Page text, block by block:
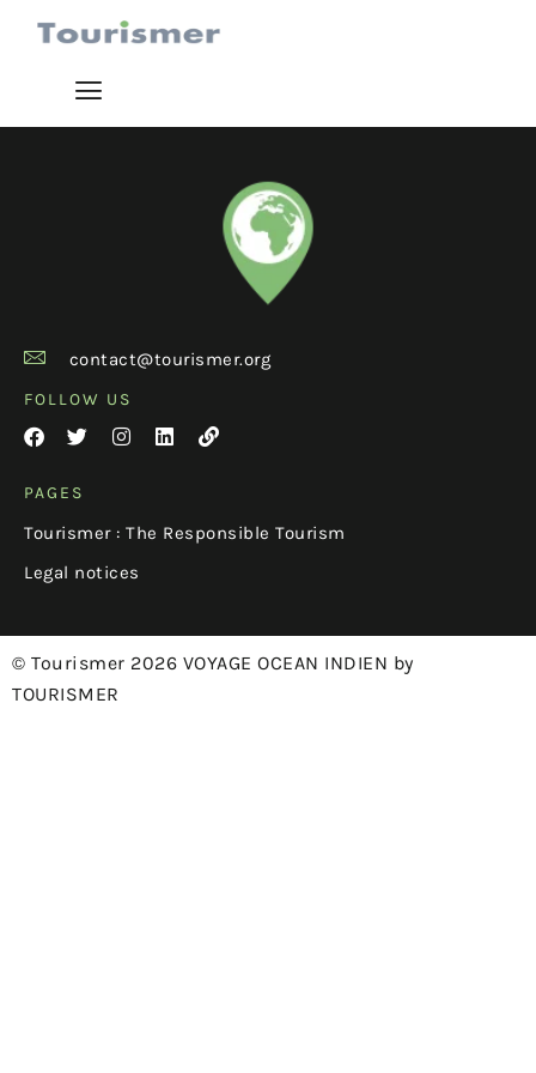
contact@tourismer.org
FOLLOW US
PAGES
Tourismer : The Responsible Tourism
Legal notices
© Tourismer 2026 VOYAGE OCEAN INDIEN by
TOURISMER